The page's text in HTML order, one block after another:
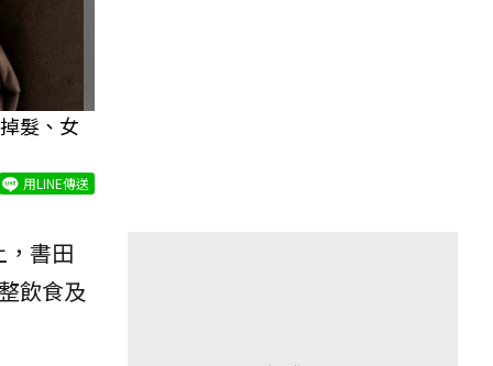
髮、女
用LINE傳送
書田
飲食及